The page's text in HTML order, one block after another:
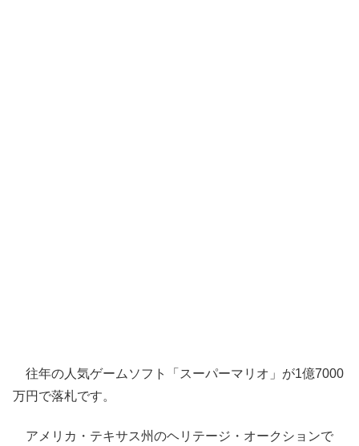
往年の人気ゲームソフト「スーパーマリオ」が1億7000
万円で落札です。
アメリカ・テキサス州のヘリテージ・オークションで